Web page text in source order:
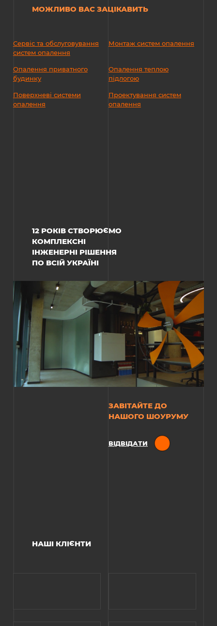
МОЖЛИВО ВАС ЗАЦІКАВИТЬ
Сервіс та обслуговування
систем опалення
Монтаж систем опалення
Опалення приватного
будинку
Опалення теплою
підлогою
Поверхневі системи
опалення
Проектування систем
опалення
12 РОКІВ СТВОРЮЄМО
КОМПЛЕКСНІ
ІНЖЕНЕРНІ РІШЕННЯ
ПО ВСІЙ УКРАЇНІ
ЗАВІТАЙТЕ ДО
НАШОГО ШОУРУМУ
ВІДВІДАТИ
НАШІ КЛІЄНТИ